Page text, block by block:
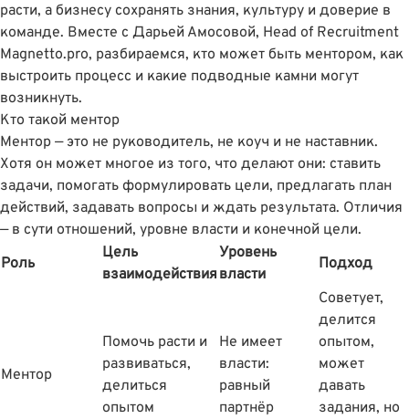
расти, а бизнесу сохранять знания, культуру и доверие в
команде. Вместе с Дарьей Амосовой, Head of Recruitment
Magnetto.pro, разбираемся, кто может быть ментором, как
выстроить процесс и какие подводные камни могут
возникнуть.
Кто такой ментор
Ментор — это не руководитель, не коуч и не наставник.
Хотя он может многое из того, что делают они: ставить
задачи, помогать формулировать цели, предлагать план
действий, задавать вопросы и ждать результата. Отличия
— в сути отношений, уровне власти и конечной цели.
Роль
Цель
взаимодействия
Уровень
власти
Подход
Ментор
Помочь расти и
развиваться,
делиться
опытом
Не имеет
власти:
равный
партнёр
Советует,
делится
опытом,
может
давать
задания, но